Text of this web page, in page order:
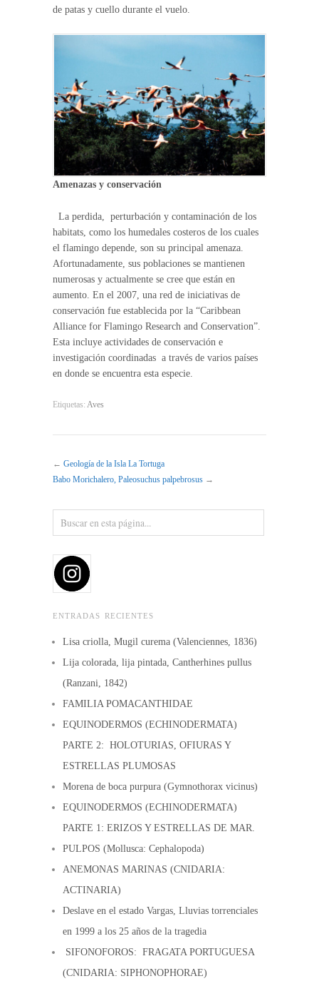
de patas y cuello durante el vuelo.
Amenazas y conservación
La perdida, perturbación y contaminación de los
habitats, como los humedales costeros de los cuales
el flamingo depende, son su principal amenaza.
Afortunadamente, sus poblaciones se mantienen
numerosas y actualmente se cree que están en
aumento. En el 2007, una red de iniciativas de
conservación fue establecida por la “Caribbean
Alliance for Flamingo Research and Conservation”.
Esta incluye actividades de conservación e
investigación coordinadas a través de varios países
en donde se encuentra esta especie.
Etiquetas: Aves
← Geología de la Isla La Tortuga
Babo Morichalero, Paleosuchus palpebrosus →
ENTRADAS RECIENTES
Lisa criolla, Mugil curema (Valenciennes, 1836)
Lija colorada, lija pintada, Cantherhines pullus
(Ranzani, 1842)
FAMILIA POMACANTHIDAE
EQUINODERMOS (ECHINODERMATA)
PARTE 2: HOLOTURIAS, OFIURAS Y
ESTRELLAS PLUMOSAS
Morena de boca purpura (Gymnothorax vicinus)
EQUINODERMOS (ECHINODERMATA)
PARTE 1: ERIZOS Y ESTRELLAS DE MAR.
PULPOS (Mollusca: Cephalopoda)
ANEMONAS MARINAS (CNIDARIA:
ACTINARIA)
Deslave en el estado Vargas, Lluvias torrenciales
en 1999 a los 25 años de la tragedia
SIFONOFOROS: FRAGATA PORTUGUESA
(CNIDARIA: SIPHONOPHORAE)